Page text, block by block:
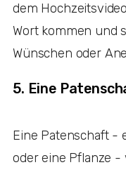
dem
Wort kommen und
Wünschen oder
5. Eine
Eine Patenschaft -
oder eine Pflanze